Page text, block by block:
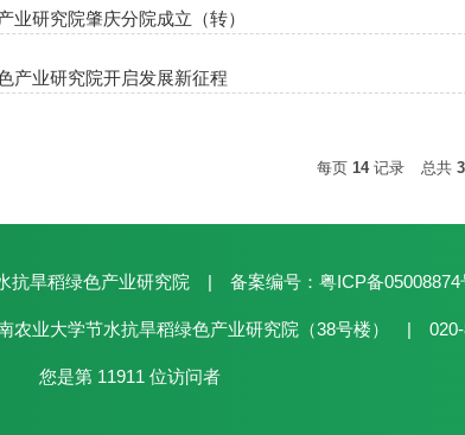
业研究院肇庆分院成立（转）
产业研究院开启发展新征程
每页 14记录 总共
抗旱稻绿色产业研究院 | 备案编号：粤ICP备05008874
农业大学节水抗旱稻绿色产业研究院（38号楼） | 020-
您是第 11911 位访问者